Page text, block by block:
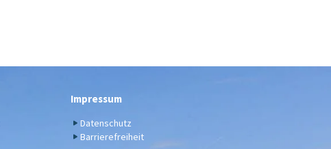
Impressum
Datenschutz
Barrierefreiheit